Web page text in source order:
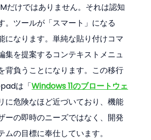
だけではありません。それは認知
。ツールが「スマート」になる
になります。単純な貼り付けコマ
集を提案するコンテキストメニュ
背負うことになります。この移行
は「Windows 11のブロートウェ
に危険なほど近づいており、機能
ーの即時のニーズではなく、開発
ムの目標に奉仕しています。